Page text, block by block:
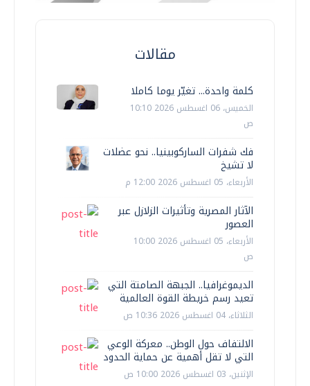
مقالات
كلمة واحدة... تغيّر يوما كاملا
الخميس، 06 اغسطس 2026 10:10
ص
فك شفرات الساركوبينيا.. نحو عضلات
لا تشيخ
الأربعاء، 05 اغسطس 2026 12:00 م
الآثار المصرية وتأثيرات الزلازل عبر
العصور
الأربعاء، 05 اغسطس 2026 10:00
ص
الديموغرافيا.. الجبهة الصامتة التي
تعيد رسم خريطة القوة العالمية
الثلاثاء، 04 اغسطس 2026 10:36 ص
الالتفاف حول الوطن.. معركة الوعي
التي لا تقل أهمية عن حماية الحدود
الإثنين، 03 اغسطس 2026 10:00 ص